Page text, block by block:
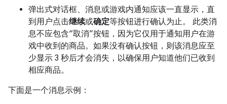
弹出式对话框、消息或游戏内通知应该一直显示，直
到用户点击继续或确定等按钮进行确认为止。 此类消
息不应包含“取消”按钮，因为它仅用于通知用户在游
戏中收到的商品。如果没有确认按钮，则该消息应至
少显示 3 秒后才会消失，以确保用户知道他们已收到
相应商品。
下面是一个消息示例：